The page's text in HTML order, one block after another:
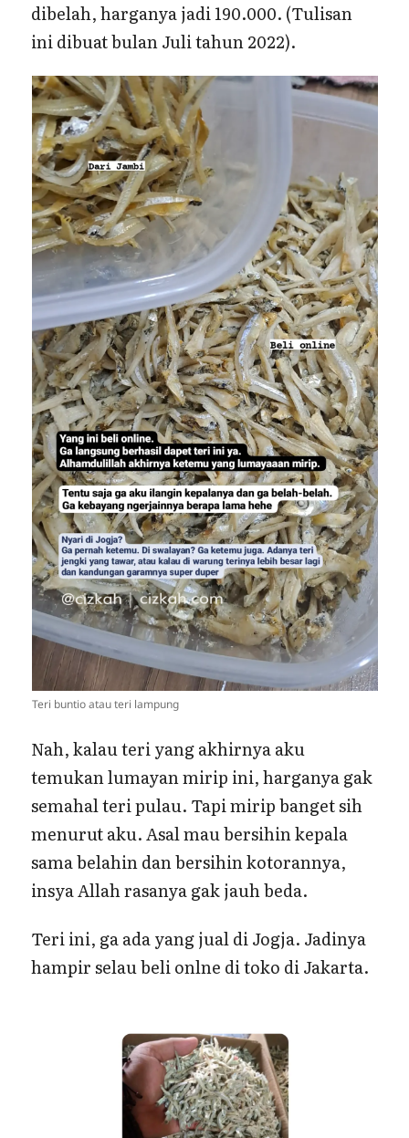
dibelah, harganya jadi 190.000. (Tulisan
ini dibuat bulan Juli tahun 2022).
Teri buntio atau teri lampung
Nah, kalau teri yang akhirnya aku
temukan lumayan mirip ini, harganya gak
semahal teri pulau. Tapi mirip banget sih
menurut aku. Asal mau bersihin kepala
sama belahin dan bersihin kotorannya,
insya Allah rasanya gak jauh beda.
Teri ini, ga ada yang jual di Jogja. Jadinya
hampir selau beli onlne di toko di Jakarta.